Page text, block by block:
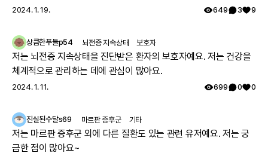
체적으로 몸의 힘이 부족하지만 위의 불가능한점을 빼고는 힘들지
를 보았으나 그당시에는 아킬레스건이 짧아서 그런거라고 운동 열
심히 하라는 답을 듣고 쭉 지내다가 출산후 첫째아이도 같은 증상으
로 서울대병원 방문하여 근육병의심으로 여러 검사를 하였으나 정
은 케이스가 있나 알아보기로 하고 주기적으로 외래만 다녔습니다.
자 모두 최종진단 받았어요. 이 글 작성후 한달뒤, 오늘 서울대 외래
에 가서 말씀드리니 아니라고, 잘못된 검사결과라고 찾고 있는중이
니 기다려보자고 하십니다 ㅠㅠ
2024. 1. 19. 649 3 9
상큼한푸들p54 뇌전증 지속상태 보호자
저는 뇌전증 지속상태을 진단받은 환자의 보호자예요. 저는 건강을
체계적으로 관리하는 데에 관심이 많아요.
2024. 1. 11. 699 0 0
진실된수달s69 마르판 증후군 기타
저는 마르판 증후군 외에 다른 질환도 있는 관련 유저예요. 저는 궁
금한 점이 많아요~